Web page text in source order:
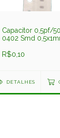
Capacitor 0,5pf/
0402 Smd
Darfon
R$0,10
DETALHES